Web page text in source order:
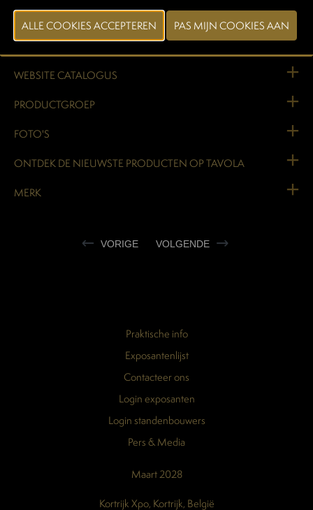
WEBSITE CATALOGUS
PRODUCTGROEP
FOTO'S
ONTDEK DE NIEUWSTE PRODUCTEN OP TAVOLA
MERK
VORIGE VOLGENDE
Praktische info
Exposantenlijst
Contacteer ons
Login exposanten
Login standenbouwers
Pers & Media
Maart 2028
Kortrijk Xpo, Kortrijk, België